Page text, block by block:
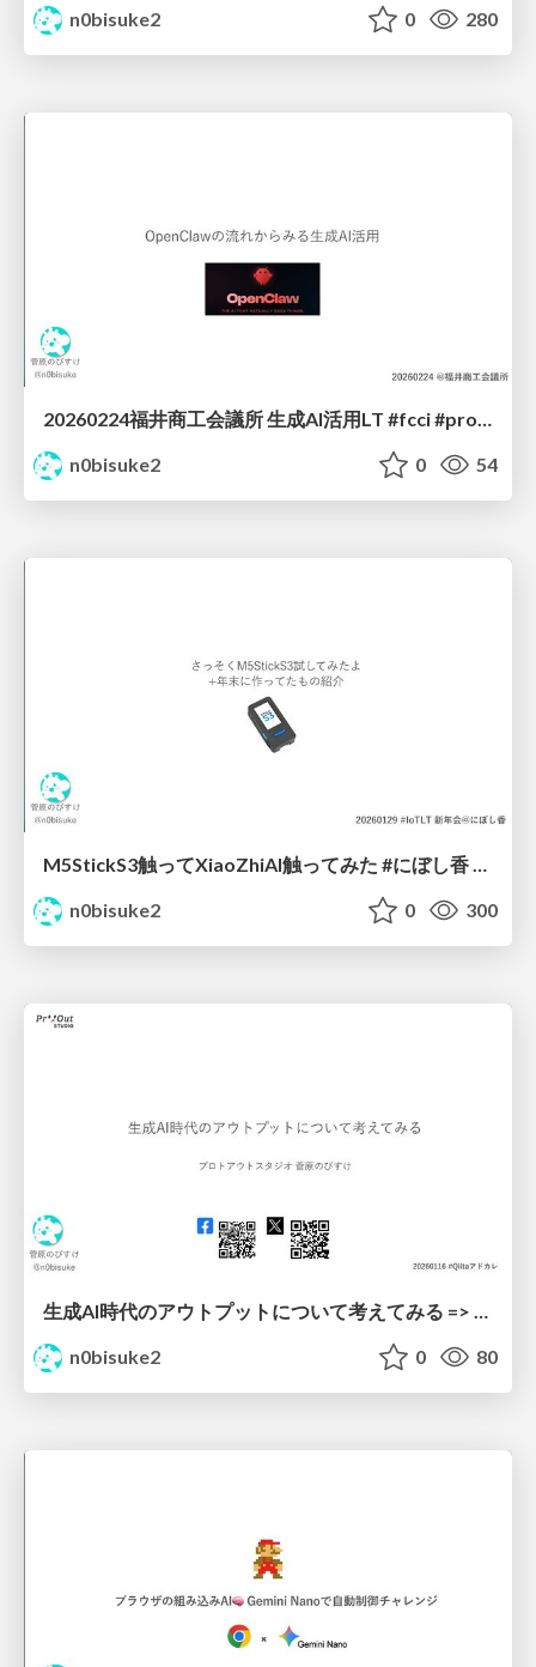
n0bisuke2
0 280
20260224福井商工会議所 生成AI活用LT #fcci #protoout
n0bisuke2
0 54
M5StickS3触ってXiaoZhiAI触ってみた #にぼし香 #iotlt
n0bisuke2
0 300
生成AI時代のアウトプットについて考えてみる => 田植えしよう。
n0bisuke2
0 80